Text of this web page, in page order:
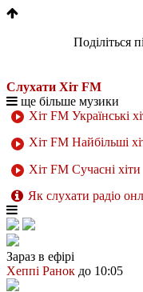
Поділіться
Слухати Хіт FM
ще більше музики
Хіт FM Українські
Хіт FM Найбільші
Хіт FM Сучасні хіти
Як слухати радіо
Зараз в ефірі
Хеппі Ранок до 10:05